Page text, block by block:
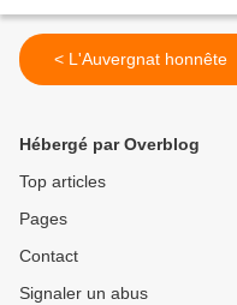
< L'Auvergnat honnête
Hébergé par Overblog
Top articles
Pages
Contact
Signaler un abus